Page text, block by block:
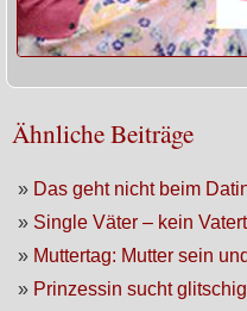
Ähnliche Beiträge
» Das geht nicht beim
» Single Väter – kein
» Muttertag: Mutter sein
» Prinzessin sucht